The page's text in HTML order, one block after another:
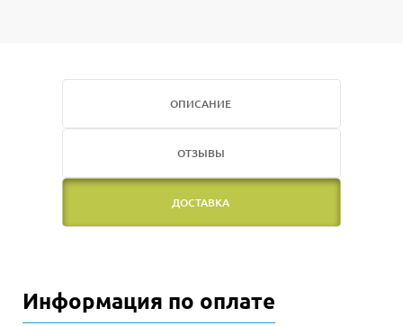
ОПИСАНИЕ
ОТЗЫВЫ
ДОСТАВКА
Информация по оплате